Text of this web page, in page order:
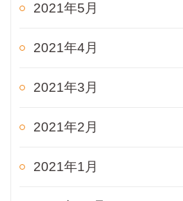
2021年5月
2021年4月
2021年3月
2021年2月
2021年1月